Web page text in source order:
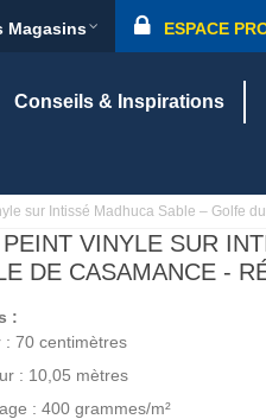
Magasins ESPACE
Conseils & Inspirations
sur Intissé Madhuca Sable – Golfe
VINYLE SUR
DE CASAMANCE -
:
: 70 centimètres
: 10,05 mètres
: 400 grammes/m²